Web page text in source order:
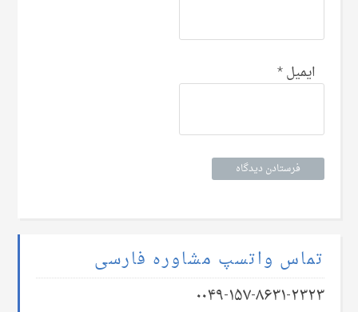
ایمیل*
تماس واتسپ مشاوره فارسی
۰۰۴۹-۱۵۷-۸۶۳۱-۲۳۲۳